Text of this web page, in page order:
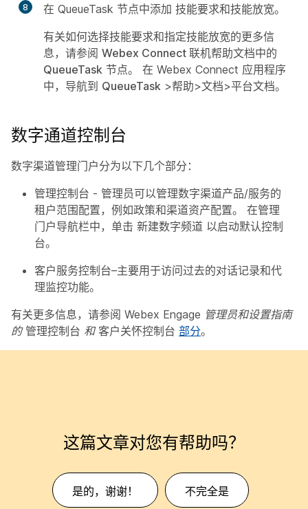
8 在 QueueTask 节点中添加 技能要求和技能放宽。
有关如何选择技能要求和指定技能放宽的更多信
息，请参阅 Webex Connect 联机帮助文档中的
QueueTask 节点。 在 Webex Connect 应用程序
中，导航到 QueueTask >帮助>文档>平台文档。
数字通道控制台
数字渠道管理门户分为以下几个部分：
管理控制台 - 管理员可以管理数字渠道产品/服务的
租户范围配置，例如政策和渠道资产配置。 在管理
门户导航栏中，单击 新建数字频道 以启动默认控制
台。
客户服务控制台–主要用于访问过去的对话记录和代
理监控功能。
有关更多信息，请参阅 Webex Engage 管理员和设置指南
的管理控制台 和客户关怀控制台 部分。
这篇文章对您有帮助吗？
是的，谢谢！ 不完全是